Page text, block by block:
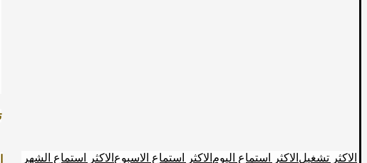
الاكثر تشغيل الاكثر استماع اليوم الاكثر استماع الاسبوع الاكثر استماع الشهر